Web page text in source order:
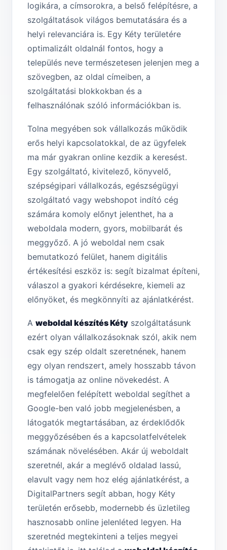
logikára, a címsorokra, a belső felépítésre, a
szolgáltatások világos bemutatására és a
helyi relevanciára is. Egy Kéty területére
optimalizált oldalnál fontos, hogy a
település neve természetesen jelenjen meg a
szövegben, az oldal címeiben, a
szolgáltatási blokkokban és a
felhasználónak szóló információkban is.
Tolna megyében sok vállalkozás működik
erős helyi kapcsolatokkal, de az ügyfelek
ma már gyakran online kezdik a keresést.
Egy szolgáltató, kivitelező, könyvelő,
szépségipari vállalkozás, egészségügyi
szolgáltató vagy webshopot indító cég
számára komoly előnyt jelenthet, ha a
weboldala modern, gyors, mobilbarát és
meggyőző. A jó weboldal nem csak
bemutatkozó felület, hanem digitális
értékesítési eszköz is: segít bizalmat építeni,
válaszol a gyakori kérdésekre, kiemeli az
előnyöket, és megkönnyíti az ajánlatkérést.
A weboldal készítés Kéty szolgáltatásunk
ezért olyan vállalkozásoknak szól, akik nem
csak egy szép oldalt szeretnének, hanem
egy olyan rendszert, amely hosszabb távon
is támogatja az online növekedést. A
megfelelően felépített weboldal segíthet a
Google-ben való jobb megjelenésben, a
látogatók megtartásában, az érdeklődők
meggyőzésében és a kapcsolatfelvételek
számának növelésében. Akár új weboldalt
szeretnél, akár a meglévő oldalad lassú,
elavult vagy nem hoz elég ajánlatkérést, a
DigitalPartners segít abban, hogy Kéty
területén erősebb, modernebb és üzletileg
hasznosabb online jelenléted legyen. Ha
szeretnéd megtekinteni a teljes megyei